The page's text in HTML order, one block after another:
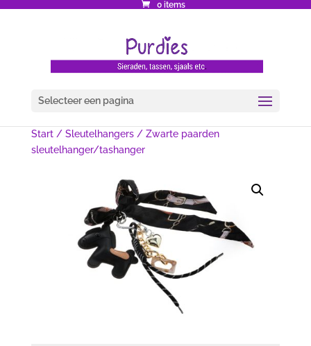
0 items
Selecteer een pagina
Start/ Sleutelhangers/ Zwarte paarden
sleutelhanger/tashanger